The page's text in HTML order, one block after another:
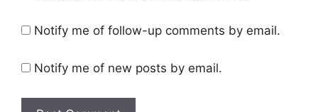
Notify me of follow-up comments by email.
Notify me of new posts by email.